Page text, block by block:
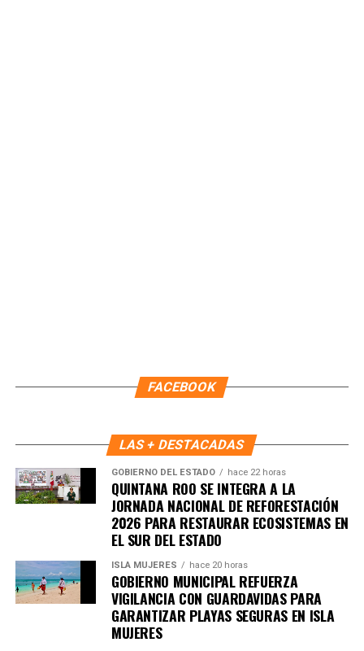
FACEBOOK
LAS + DESTACADAS
GOBIERNO DEL ESTADO hace 22 horas
QUINTANA ROO SE INTEGRA A LA
JORNADA NACIONAL DE REFORESTACIÓN
2026 PARA RESTAURAR ECOSISTEMAS EN
EL SUR DEL ESTADO
ISLA MUJERES hace 20 horas
GOBIERNO MUNICIPAL REFUERZA
VIGILANCIA CON GUARDAVIDAS PARA
GARANTIZAR PLAYAS SEGURAS EN ISLA
MUJERES